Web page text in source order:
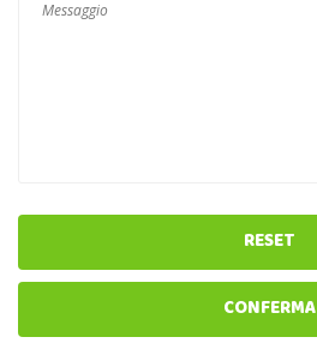
RESET
CONFERMA